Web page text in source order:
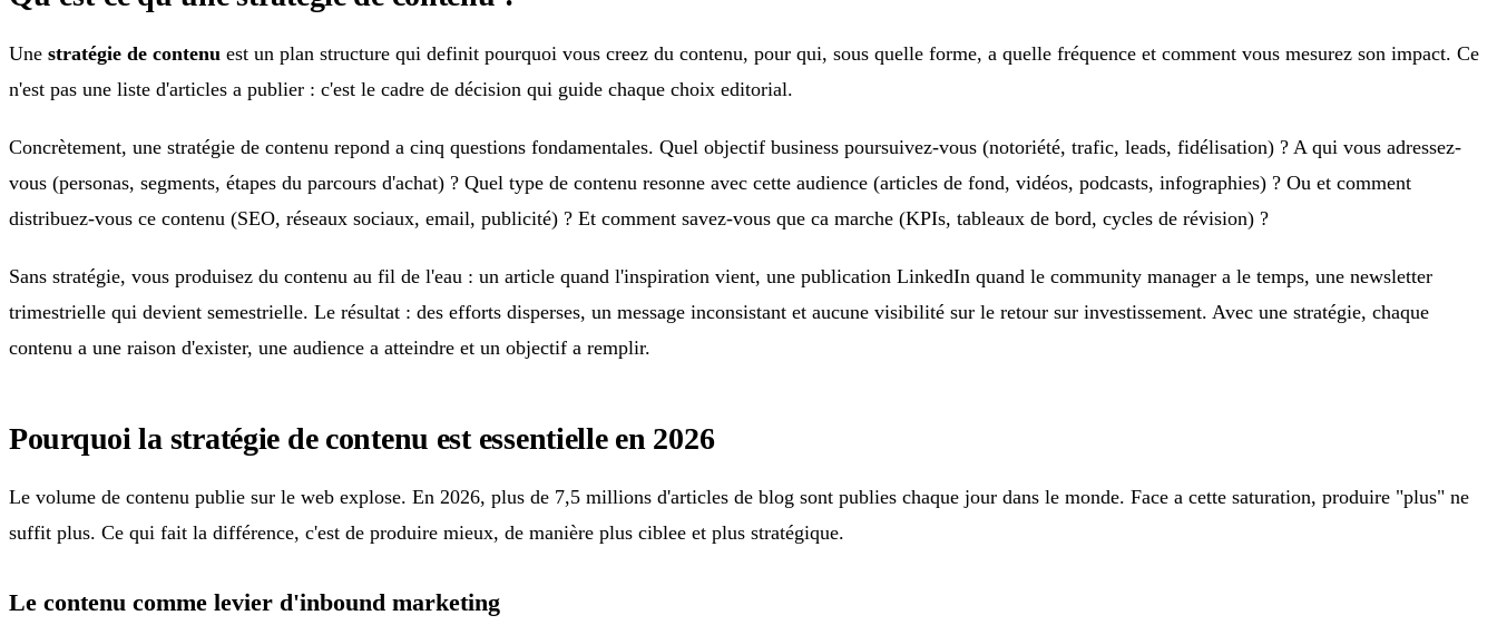
Une stratégie de contenu est un plan structure qui definit pourquoi vous creez du contenu, pour qui, sous quelle forme, a quelle fréquence et comment vous mesurez son impact. Ce
n'est pas une liste d'articles a publier : c'est le cadre de décision qui guide chaque choix editorial.
Concrètement, une stratégie de contenu repond a cinq questions fondamentales. Quel objectif business poursuivez-vous (notoriété, trafic, leads, fidélisation) ? A qui vous adressez-
vous (personas, segments, étapes du parcours d'achat) ? Quel type de contenu resonne avec cette audience (articles de fond, vidéos, podcasts, infographies) ? Ou et comment
distribuez-vous ce contenu (SEO, réseaux sociaux, email, publicité) ? Et comment savez-vous que ca marche (KPIs, tableaux de bord, cycles de révision) ?
Sans stratégie, vous produisez du contenu au fil de l'eau : un article quand l'inspiration vient, une publication LinkedIn quand le community manager a le temps, une newsletter
trimestrielle qui devient semestrielle. Le résultat : des efforts disperses, un message inconsistant et aucune visibilité sur le retour sur investissement. Avec une stratégie, chaque
contenu a une raison d'exister, une audience a atteindre et un objectif a remplir.
Pourquoi la stratégie de contenu est essentielle en 2026
Le volume de contenu publie sur le web explose. En 2026, plus de 7,5 millions d'articles de blog sont publies chaque jour dans le monde. Face a cette saturation, produire "plus" ne
suffit plus. Ce qui fait la différence, c'est de produire mieux, de manière plus ciblee et plus stratégique.
Le contenu comme levier d'inbound marketing